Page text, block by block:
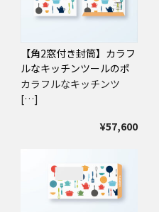
【角2窓付き封筒】カラフ
ルなキッチンツールのポ
ップロゴ
カラフルなキッチンツ
[…]
¥57,600